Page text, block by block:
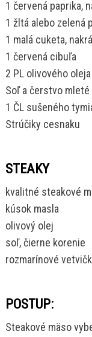
1 červená paprika,
1 žltá alebo zelená
1 malá cuketa,
1 červená cibuľa
2 PL olivového oleja
Soľ a čerstvo
1 ČL sušeného
Strúčiky cesnaku
STEAKY
kvalitné steakové
kúsok masla
olivový olej
soľ, čierne korenie
rozmarínové
POSTUP:
Steakové mäso